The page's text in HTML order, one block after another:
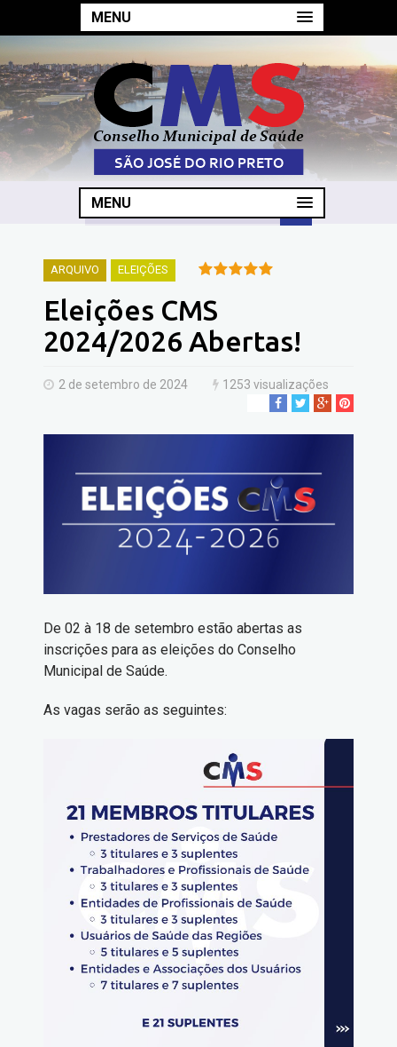
MENU
MENU
ARQUIVO ELEIÇÕES
Eleições CMS
2024/2026 Abertas!
2 de setembro de 2024 1253 visualizações
De 02 à 18 de setembro estão abertas as
inscrições para as eleições do Conselho
Municipal de Saúde.
As vagas serão as seguintes: